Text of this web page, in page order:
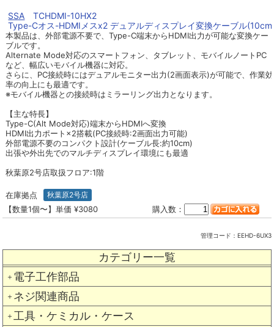
カテゴリー一覧
＋ 電子工作部品
＋ ネジ関連商品
＋ 工具・ケミカル・ケース
SSA TCHDMI-10HX2
Type-Cオス-HDMIメスx2 デュアルディスプレイ変換ケーブル
本製品は、外部電源不要で、Type-C端末からHDMI出力が可能な変換ケー
ブルです。
Alternate Mode対応のスマートフォン、タブレット、モバイルノートPC
など、幅広いモバイル機器に対応。
さらに、PC接続時にはデュアルモニター出力(2画面表示)が可能で、作業効
率の向上にも最適です。
※モバイル機器との接続時はミラーリング出力となります。
【主な特長】
Type-C(Alt Mode対応)端末からHDMIへ変換
HDMI出力ポート×2搭載(PC接続時:2画面出力可能)
外部電源不要のコンパクト設計(ケーブル長:約10cm)
出張や外出先でのマルチディスプレイ環境にも最適
秋葉原2号店取扱フロア:1階
在庫拠点 秋葉原2号店
【数量1個〜】単価 ¥3080 購入数：
管理コード： EEHD-6UX3